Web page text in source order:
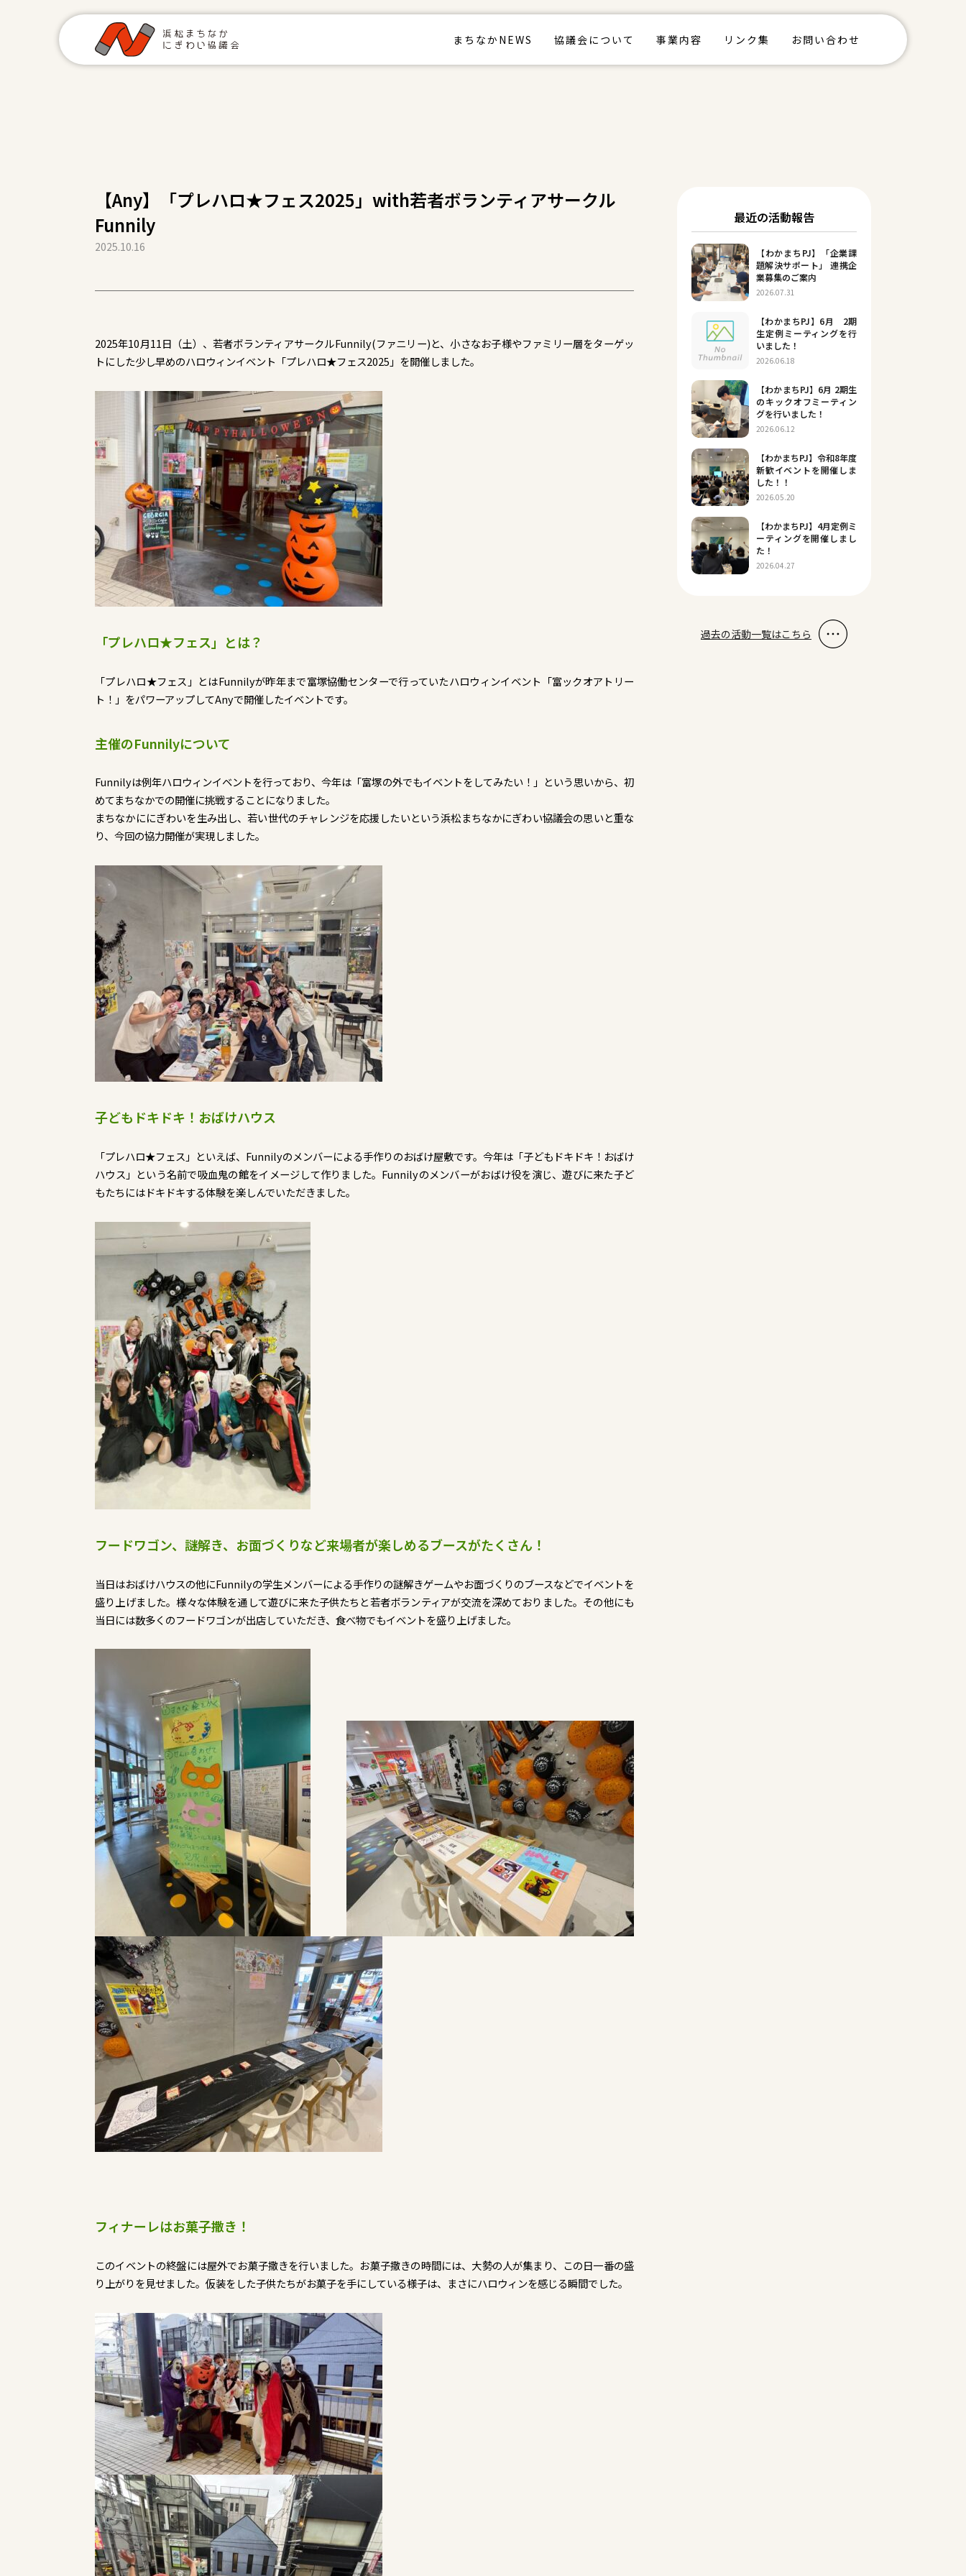
まちなかNEWS 協議会について 事業内容 リンク集 お問い合わせ
【Any】「プレハロ★フェス2025」with若者ボランティアサークル
Funnily
2025.10.16
2025年10月11日（土）、若者ボランティアサークルFunnily(ファニリー)と、小さなお子様やファミリー層をターゲッ
トにした少し早めのハロウィンイベント「プレハロ★フェス2025」を開催しました。
「プレハロ★フェス」とは？
「プレハロ★フェス」とはFunnilyが昨年まで富塚協働センターで行っていたハロウィンイベント「富ックオアトリー
ト！」をパワーアップしてAnyで開催したイベントです。
主催のFunnilyについて
Funnilyは例年ハロウィンイベントを行っており、今年は「富塚の外でもイベントをしてみたい！」という思いから、初
めてまちなかでの開催に挑戦することになりました。
まちなかににぎわいを生み出し、若い世代のチャレンジを応援したいという浜松まちなかにぎわい協議会の思いと重な
り、今回の協力開催が実現しました。
子どもドキドキ！おばけハウス
「プレハロ★フェス」といえば、Funnilyのメンバーによる手作りのおばけ屋敷です。今年は「子どもドキドキ！おばけ
ハウス」という名前で吸血鬼の館をイメージして作りました。Funnilyのメンバーがおばけ役を演じ、遊びに来た子ど
もたちにはドキドキする体験を楽しんでいただきました。
フードワゴン、謎解き、お面づくりなど来場者が楽しめるブースがたくさん！
当日はおばけハウスの他にFunnilyの学生メンバーによる手作りの謎解きゲームやお面づくりのブースなどでイベントを
盛り上げました。様々な体験を通して遊びに来た子供たちと若者ボランティアが交流を深めておりました。その他にも
当日には数多くのフードワゴンが出店していただき、食べ物でもイベントを盛り上げました。
フィナーレはお菓子撒き！
このイベントの終盤には屋外でお菓子撒きを行いました。お菓子撒きの時間には、大勢の人が集まり、この日一番の盛
り上がりを見せました。仮装をした子供たちがお菓子を手にしている様子は、まさにハロウィンを感じる瞬間でした。
最近の活動報告
【わかまちPJ】「企業課
題解決サポート」 連携企
業募集のご案内
2026.07.31
【わかまちPJ】6月 2期
生定例ミーティングを行
いました！
2026.06.18
【わかまちPJ】6月 2期生
のキックオフミーティン
グを行いました！
2026.06.12
【わかまちPJ】令和8年度
新歓イベントを開催しま
した！！
2026.05.20
【わかまちPJ】4月定例ミ
ーティングを開催しまし
た！
2026.04.27
過去の活動一覧はこちら